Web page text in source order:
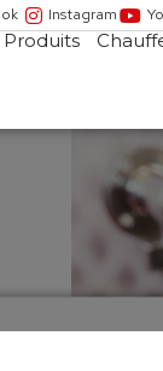
Instagram
Produits